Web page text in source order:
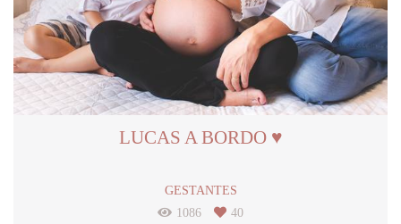
LUCAS A BORDO ♥
GESTANTES
1086
40